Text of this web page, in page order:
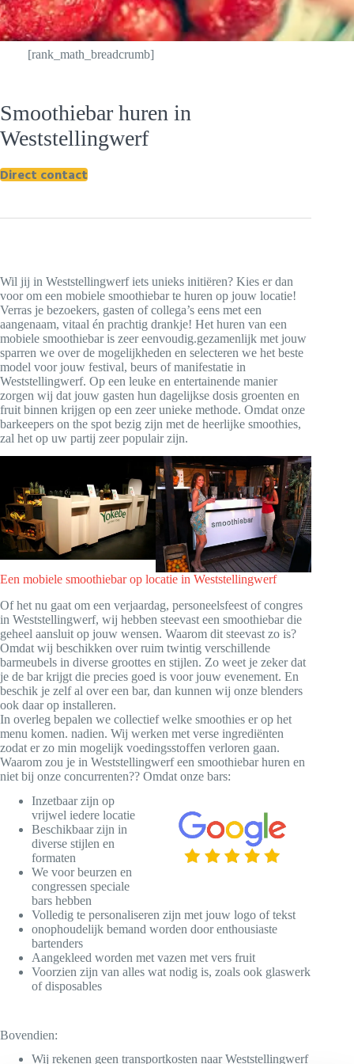
[rank_math_breadcrumb]
Wil jij in Weststellingwerf iets unieks initiëren? Kies er dan
voor om een mobiele smoothiebar te huren op jouw locatie!
Verras je bezoekers, gasten of collega’s eens met een
aangenaam, vitaal én prachtig drankje! Het huren van een
mobiele smoothiebar is zeer eenvoudig.gezamenlijk met jouw
sparren we over de mogelijkheden en selecteren we het beste
model voor jouw festival, beurs of manifestatie in
Weststellingwerf. Op een leuke en entertainende manier
zorgen wij dat jouw gasten hun dagelijkse dosis groenten en
fruit binnen krijgen op een zeer unieke methode. Omdat onze
barkeepers on the spot bezig zijn met de heerlijke smoothies,
zal het op uw partij zeer populair zijn.
Een mobiele smoothiebar op locatie in Weststellingwerf
Of het nu gaat om een verjaardag, personeelsfeest of congres
in Weststellingwerf, wij hebben steevast een smoothiebar die
geheel aansluit op jouw wensen. Waarom dit steevast zo is?
Omdat wij beschikken over ruim twintig verschillende
barmeubels in diverse groottes en stijlen. Zo weet je zeker dat
je de bar krijgt die precies goed is voor jouw evenement. En
beschik je zelf al over een bar, dan kunnen wij onze blenders
ook daar op installeren.
In overleg bepalen we collectief welke smoothies er op het
menu komen. nadien. Wij werken met verse ingrediënten
zodat er zo min mogelijk voedingsstoffen verloren gaan.
Waarom zou je in Weststellingwerf een smoothiebar huren en
niet bij onze concurrenten?? Omdat onze bars:
Inzetbaar zijn op
vrijwel iedere locatie
Beschikbaar zijn in
diverse stijlen en
formaten
We voor beurzen en
congressen speciale
bars hebben
Volledig te personaliseren zijn met jouw logo of tekst
onophoudelijk bemand worden door enthousiaste
bartenders
Aangekleed worden met vazen met vers fruit
Voorzien zijn van alles wat nodig is, zoals ook glaswerk
of disposables
Bovendien:
Wij rekenen geen transportkosten naar Weststellingwerf
Smoothiebar huren in
Weststellingwerf
Direct contact